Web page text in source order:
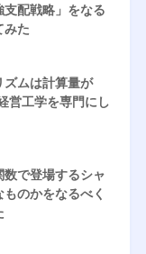
支配戦略」をなる
みた
ズムは計算量が
営工学を専門にし
数で登場するシャ
のかをなるべく